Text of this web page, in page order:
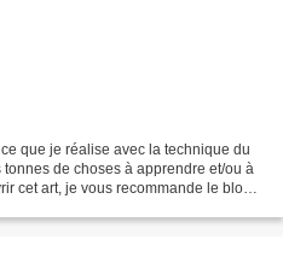
que je réalise avec la technique du
de choses à apprendre et/ou à
cet art, je vous recommande le blog